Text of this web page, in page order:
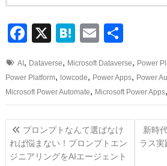
F
c
e
b
o
o
X
H
e
n
a
E
ail
AI , Dataverse, Microsoft Dataverse, Power
Power Platform,lowcode, Power Apps, Power
Microsoft Power Automate, Microsoft Power Apps
投
稿
ナ
プロンプトなんて選ばなけ
れば悩まない！プロンプトエン
ジニアリングをAIエージェント
新時
ラス実